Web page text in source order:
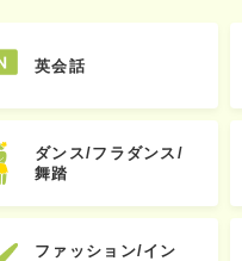
英会話
ダンス/フラダンス/
舞踏
ファッション/イン